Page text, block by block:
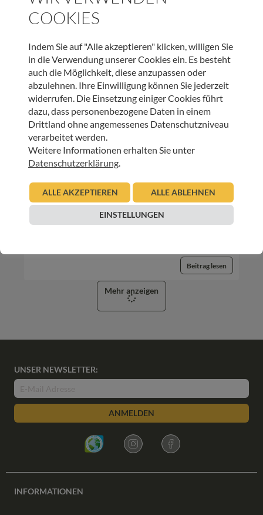
19.09.2019
Beitrag lesen
BILDUNG
Neue KursleiterInnen für „Letzte Hilfe-Kurse“
Beitrag lesen
Mehr anzeigen
UNSER NEWSLETTER:
ANMELDEN
INFORMATIONEN
COOKIES
Indem Sie auf "Alle akzeptieren" klicken, willigen Sie
in die Verwendung unserer Cookies ein. Es besteht
auch die Möglichkeit, diese anzupassen oder
abzulehnen. Ihre Einwilligung können Sie jederzeit
widerrufen. Die Einsetzung einiger Cookies führt
dazu, dass personenbezogene Daten in einem
Drittland ohne angemessenes Datenschutzniveau
verarbeitet werden.
Weitere Informationen erhalten Sie unter
Datenschutzerklärung.
ALLE AKZEPTIEREN ALLE ABLEHNEN
EINSTELLUNGEN